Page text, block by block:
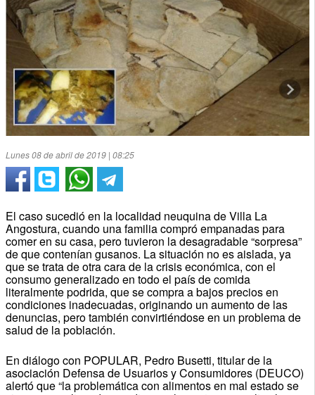
Lunes 08 de abril de 2019 | 08:25
El caso sucedió en la localidad neuquina de Villa La
Angostura, cuando una familia compró empanadas para
comer en su casa, pero tuvieron la desagradable “sorpresa”
de que contenían gusanos. La situación no es aislada, ya
que se trata de otra cara de la crisis económica, con el
consumo generalizado en todo el país de comida
literalmente podrida, que se compra a bajos precios en
condiciones inadecuadas, originando un aumento de las
denuncias, pero también convirtiéndose en un problema de
salud de la población.
En diálogo con POPULAR, Pedro Busetti, titular de la
asociación Defensa de Usuarios y Consumidores (DEUCO)
alertó que “la problemática con alimentos en mal estado se